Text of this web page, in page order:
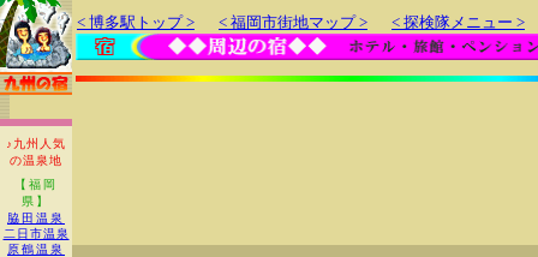
♪九州人気
の温泉地
【福岡
県】
脇田温泉
二日市温泉
原鶴温泉
< 博多駅トップ > < 福岡市街地マップ > < 探検隊メニュー >